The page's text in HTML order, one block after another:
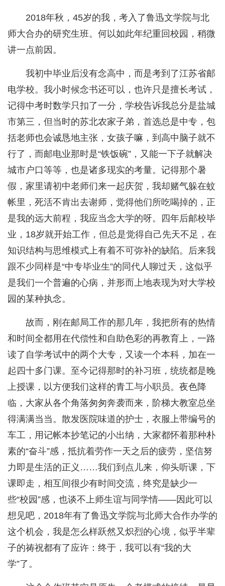
2018年秋，45岁的我，考入了鲁迅文学院与北
师大合办的研究生班。何以如此年纪重回校园，稍微
讲一点前因。
我初中毕业后没有念高中，而是考到了江苏省邮
电学校。我小时候念书还可以，也许只是擅长考试，
记得中考时数学只扣了一分，学校告诉我总分是盐城
市第三，但当时的苏北农家子弟，首选总是中专，包
括老师也会诚恳地主张，女孩子嘛，到高中脑子就不
行了，而邮电业那时是“铁饭碗”，又能一下子就解决
城市户口等等，也是诸多现实的考量。记得那个暑
假，家里请初中老师们来一起庆贺，我却赌气躲在蚊
帐里，死活不肯出去谢师，觉得他们所吃喝掉的，正
是我的远大前程，我应当念大学的呀。四年后邮校毕
业，18岁就开始工作，但总是觉得自己先天不足，在
知识结构与思维模式上有着不可弥补的缺陷。后来我
跟不少同样是“中专毕业生”的同代人聊过天，这似乎
是我们一个普遍的心病，并形而上地表现为对大学校
园的某种执念。
故而，刚在邮局工作的那几年，我把所有的热情
和时间全都用在代偿性和自助色彩的再教育上，一路
读了自学考试中的两个大专，又读一个本科，加在一
起四十多门课。至今记得那时的补习班，统统都是晚
上授课，以方便我们这样的青工与小职员。夜色降
临，大家从各个角落匆匆奔袭而来，阶梯大教室总坐
得满满当当。散发医院味道的护士，衣服上带编号的
车工，用记帐本抄笔记的小出纳，大家都怀着那种朴
素的“奋斗”感，抵抗着劳作一天之后的疲劳，坚信努
力即是生活的正义……我们到点儿来，仰头听课，下
课即走，相互间很少有时间交流，终究是缺少一
些“校园”感，也谈不上师生谊与同学情——因此可以
想见吧，2018年有了鲁迅文学院与北师大合作办学的
这个机会，我是怎么样跃然又炽烈的心境，似乎半辈
子的祷祝都有了应许：终于，我可以有“我的大
学”了。